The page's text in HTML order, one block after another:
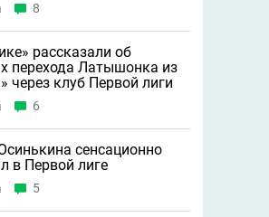
8
рассказали об
перехода Латышонка из
через клуб Первой лиги
6
сенсационно
в Первой лиге
5